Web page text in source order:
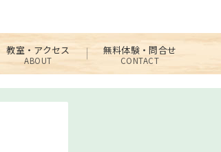
教室・アクセス
ABOUT
無料体験・問合せ
CONTACT